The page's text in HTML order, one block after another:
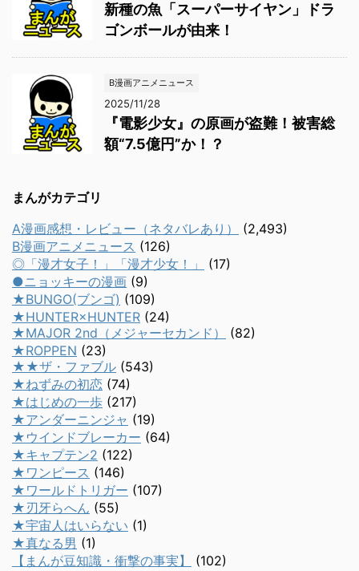
新種の魚「スーパーサイヤン」ドラ
ゴンボールが由来！
B漫画アニメニュース
2025/11/28
『電影少女』の原画が盗難！被害総
額“7.5億円”か！？
まんがカテゴリ
A漫画感想・レビュー（ネタバレあり）
(2,493)
B漫画アニメニュース (126)
◎「漫才女子！」「漫才少女！」
(17)
●ニョッキーの漫画 (9)
★BUNGO(ブンゴ) (109)
★HUNTER×HUNTER (24)
★MAJOR 2nd（メジャーセカンド）
(82)
★ROPPEN (23)
★★ザ・ファブル (543)
★ねずみの初恋 (74)
★はじめの一歩 (217)
★アンダーニンジャ (19)
★ウインドブレーカー (64)
★キャプテン2 (122)
★ワンピース (146)
★ワールドトリガー (107)
★刃牙らへん (55)
★宇宙人はいらない (1)
★真なる男 (1)
【まんが豆知識・衝撃の事実】
(102)